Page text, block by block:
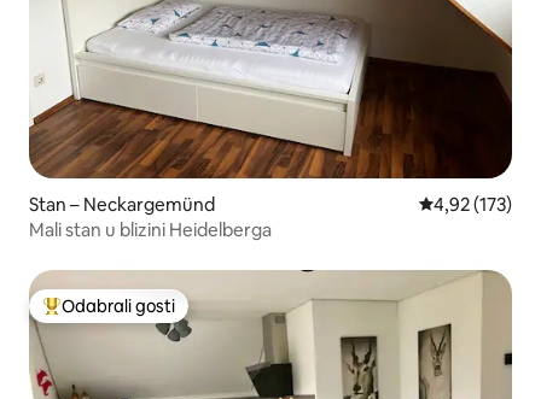
Stan – Neckargemünd Prosječna
4,92 (173)
Mali stan u blizini Heidelberga
Među najviše rangiranima s oznakom „Odabrali gosti”
Odabrali gosti